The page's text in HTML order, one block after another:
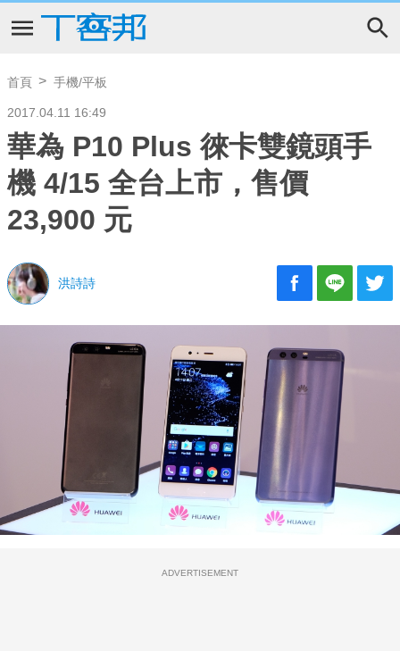
首頁 手機/平板
2017.04.11 16:49
華為 P10 Plus 徠卡雙鏡頭手
機 4/15 全台上市，售價
23,900 元
洪詩詩
ADVERTISEMENT